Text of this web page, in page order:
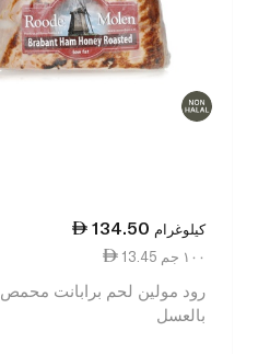
134.50 كيلوغرام
13.45 ١٠٠ جم
رود مولين لحم برابانت محمص
بالعسل